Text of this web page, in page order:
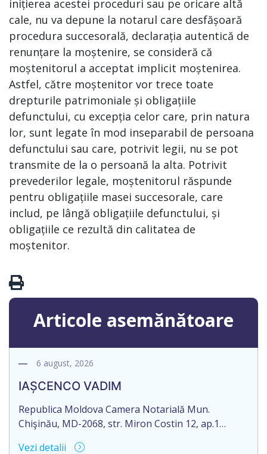
inițierea acestei proceduri sau pe oricare altă
cale, nu va depune la notarul care desfășoară
procedura succesorală, declarația autentică de
renunțare la moștenire, se consideră că
moștenitorul a acceptat implicit moștenirea.
Astfel, către moștenitor vor trece toate
drepturile patrimoniale și obligațiile
defunctului, cu excepția celor care, prin natura
lor, sunt legate în mod inseparabil de persoana
defunctului sau care, potrivit legii, nu se pot
transmite de la o persoană la alta. Potrivit
prevederilor legale, moștenitorul răspunde
pentru obligațiile masei succesorale, care
includ, pe lângă obligațiile defunctului, și
obligațiile ce rezultă din calitatea de
moștenitor.
Articole asemănătoare
6 august, 2026
IAȘCENCO VADIM
Republica Moldova Camera Notarială Mun.
Chişinău, MD-2068, str. Miron Costin 12, ap.1
Vezi detalii